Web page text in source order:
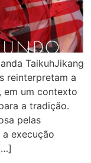
TaikuhJikang
reinterpretam a
em um contexto
a tradição.
pelas
execução